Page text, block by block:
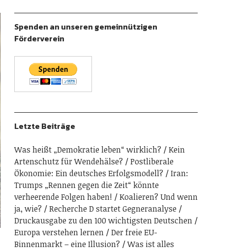
Spenden an unseren gemeinnützigen
Förderverein
Letzte Beiträge
Was heißt „Demokratie leben“ wirklich?
Kein
Artenschutz für Wendehälse?
Postliberale
Ökonomie: Ein deutsches Erfolgsmodell?
Iran:
Trumps „Rennen gegen die Zeit“ könnte
verheerende Folgen haben!
Koalieren? Und wenn
ja, wie?
Recherche D startet Gegneranalyse
Druckausgabe zu den 100 wichtigsten Deutschen
Europa verstehen lernen
Der freie EU-
Binnenmarkt – eine Illusion?
Was ist alles